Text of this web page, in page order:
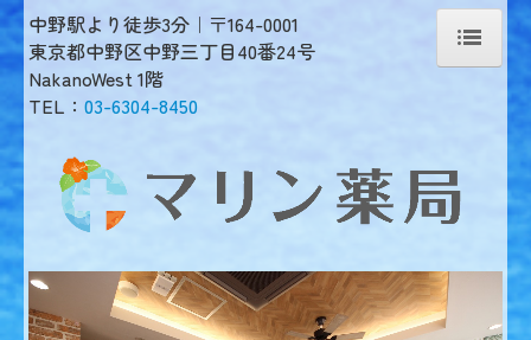
処方せんの受付
中野駅より徒歩3分｜〒164-0001
東京都中野区中野三丁目40番24号
NakanoWest 1階
TEL：03-6304-8450